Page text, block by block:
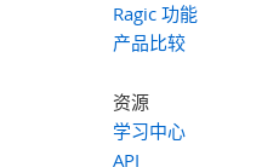
Ragic 功能
产品比较
资源
学习中心
API